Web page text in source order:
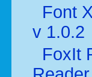
Font
v 1.0.2
FoxIt